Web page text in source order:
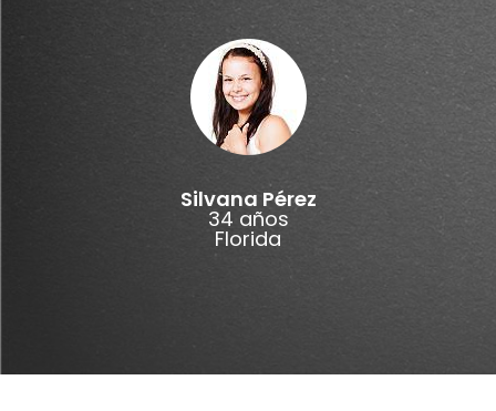
Silvana Pérez
34 años
Florida